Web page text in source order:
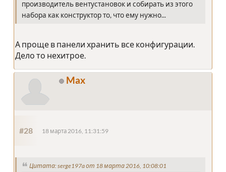
производитель вентустановок и собирать из этого
набора как конструктор то, что ему нужно...
А проще в панели хранить все конфигурации.
Дело то нехитрое.
Max
#28 18 марта 2016, 11:31:59
Цитата: serge197a от 18 марта 2016, 10:08:01